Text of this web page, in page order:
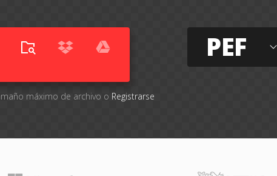
máximo de archivo o Registrarse
PEF